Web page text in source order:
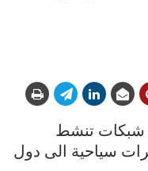
شبكات تنشط
سياحية الى دول